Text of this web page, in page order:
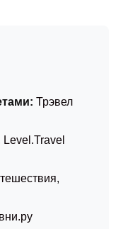
Трэвел
Level.Travel
,